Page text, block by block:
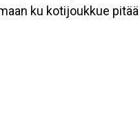
ku kotijoukkue pitää